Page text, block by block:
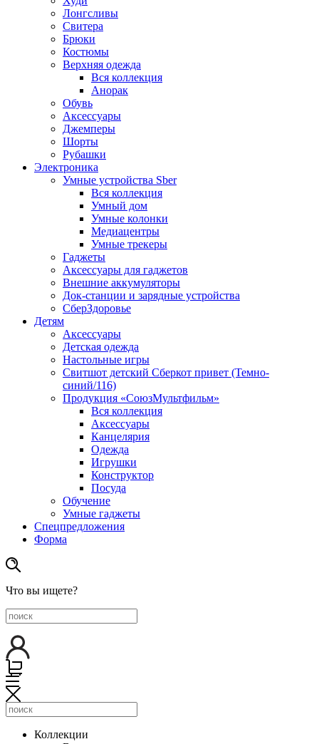
Лонгсливы
Свитера
Брюки
Костюмы
Верхняя одежда
Вся коллекция
Анорак
Обувь
Аксессуары
Джемперы
Шорты
Рубашки
Электроника
Умные устройства Sber
Вся коллекция
Умный дом
Умные колонки
Медиацентры
Умные трекеры
Гаджеты
Аксессуары для гаджетов
Внешние аккумуляторы
Док-станции и зарядные устройства
СберЗдоровье
Детям
Аксессуары
Детская одежда
Настольные игры
Свитшот детский Сберкот привет (Темно-
синий/116)
Продукция «СоюзМультфильм»
Вся коллекция
Аксессуары
Канцелярия
Одежда
Игрушки
Конструктор
Посуда
Обучение
Умные гаджеты
Спецпредложения
Форма
Что вы ищете?
Коллекции